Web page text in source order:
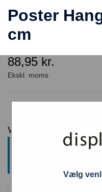
Poster
cm
88,95 kr.
Varenummer: PHT50
This product has
Vælg